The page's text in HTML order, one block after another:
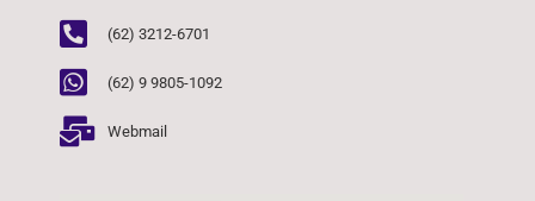
(62) 3212-6701
(62) 9 9805-1092
Webmail